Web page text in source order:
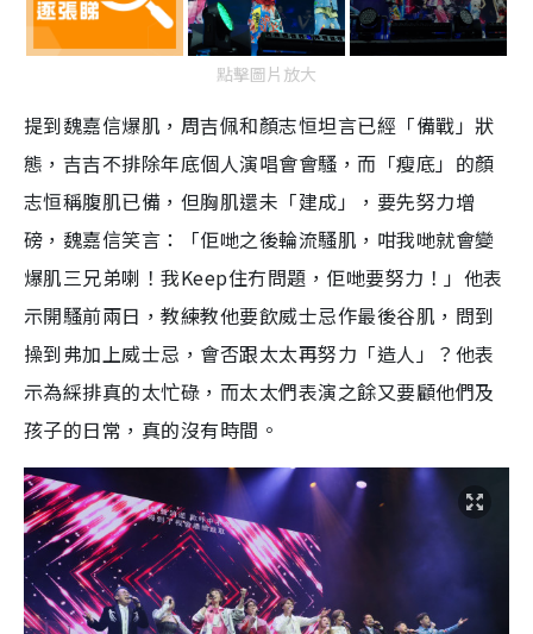
點擊圖片放大
提到魏嘉信爆肌，周吉佩和顏志恒坦言已經「備戰」狀
態，吉吉不排除年底個人演唱會會騷，而「瘦底」的顏
志恒稱腹肌已備，但胸肌還未「建成」，要先努力增
磅，魏嘉信笑言：「佢哋之後輪流騷肌，咁我哋就會變
爆肌三兄弟喇！我Keep住冇問題，佢哋要努力！」他表
示開騷前兩日，教練教他要飲威士忌作最後谷肌，問到
操到弗加上威士忌，會否跟太太再努力「造人」？他表
示為綵排真的太忙碌，而太太們表演之餘又要顧他們及
孩子的日常，真的沒有時間。